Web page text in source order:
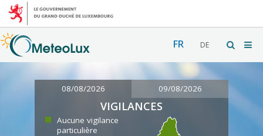
FR DE
08/08/2026 09/08/2026
VIGILANCES
Aucune vigilance
particulière